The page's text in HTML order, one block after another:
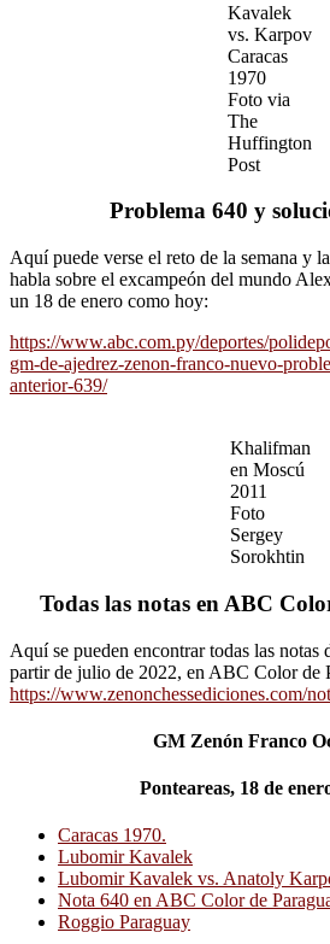
Kavalek
vs. Karpov
Caracas
1970
Foto via
The
Huffington
Post
Problema 640 y
Aquí puede verse el reto de la semana y
habla sobre el excampeón del mundo
un 18 de enero como hoy:
https://www.abc.com.py/deportes/
gm-de-ajedrez-zenon-franco-nuevo-
anterior-639/
Khalifman
en Moscú
2011
Foto
Sergey
Sorokhtin
Todas las notas en ABC
Aquí se pueden encontrar todas las notas
partir de julio de 2022, en ABC Color de
https://www.zenonchessediciones.com/
GM Zenón Franco
Ponteareas, 18 de
Caracas 1970.
Lubomir Kavalek
Lubomir Kavalek vs. Anatoly
Nota 640 en ABC Color de
Roggio Paraguay